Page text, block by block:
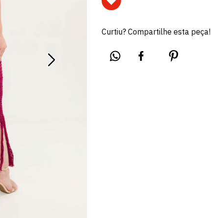
Curtiu? Compartilhe esta peça!